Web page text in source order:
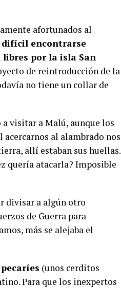
afortunados al
difícil encontrarse
libres por la isla San
de reintroducción de la
no tiene un collar de
a visitar a Malú, aunque los
al alambrado nos
allí estaban sus huellas.
quería atacarla? Imposible
divisar a algún otro
de Guerra para
más se alejaba el
(unos cerditos
Para que los inexpertos